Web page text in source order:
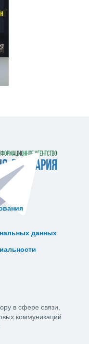
данных
в сфере связи,
коммуникаций